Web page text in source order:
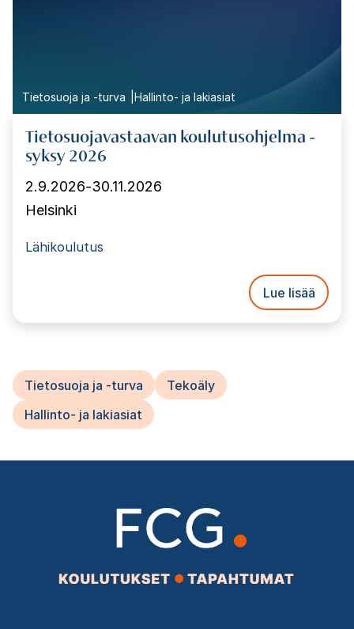
Tietosuoja ja -turva Hallinto- ja lakiasiat
Tietosuojavastaavan koulutusohjelma -
syksy 2026
2.9.2026-30.11.2026
Helsinki
Lähikoulutus
Lue lisää
Tietosuoja ja -turva
Tekoäly
Hallinto- ja lakiasiat